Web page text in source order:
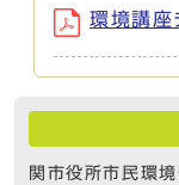
環境講
関市役所市民環